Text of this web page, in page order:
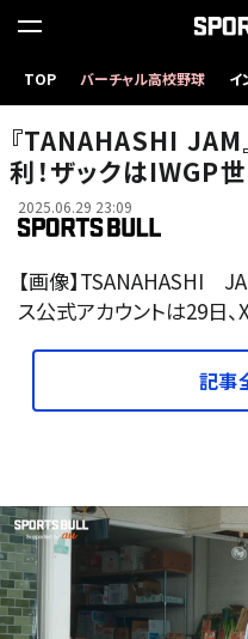
TOP バーチャル高校野球 イ
『TANAHASHI
利！ザックはIWGP
2025.06.29 23:09
【画像】TSANAHASHI
ス公式アカウントは29日
記事